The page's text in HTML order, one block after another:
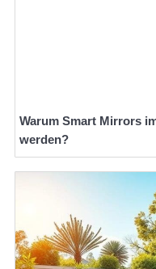
Warum Smart Mirrors
werden?